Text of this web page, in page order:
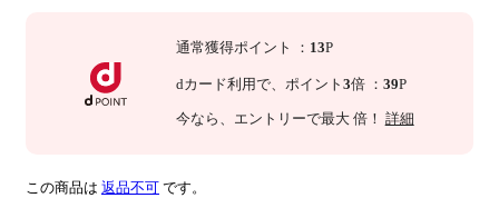
通常獲得ポイント ： 13P
dカード利用で、 ポイント 3倍 ： 39P
今なら 、エントリーで最大 倍！ 詳細
この商品は 返品不可 です。